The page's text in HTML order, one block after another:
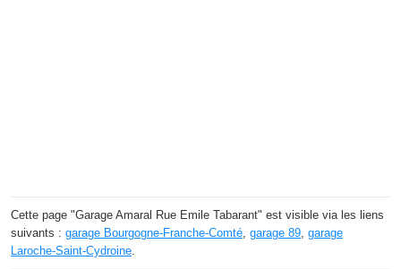
Cette page "Garage Amaral Rue Emile Tabarant" est visible via les liens
suivants : garage Bourgogne-Franche-Comté garage 89 garage
Laroche-Saint-Cydroine